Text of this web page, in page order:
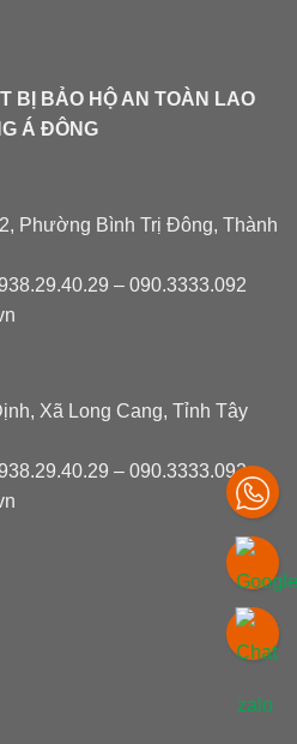
BỊ BẢO HỘ AN TOÀN LAO
Á ĐÔNG
Phường Bình Trị Đông, Thành
– 090.3333.092
Xã Long Cang, Tỉnh Tây
– 090.3333.092